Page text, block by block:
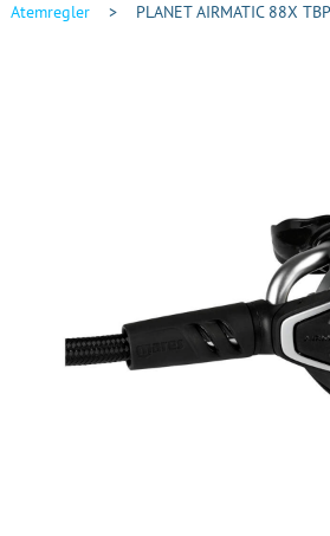
Atemregler > PLANET AIRMATIC 88X